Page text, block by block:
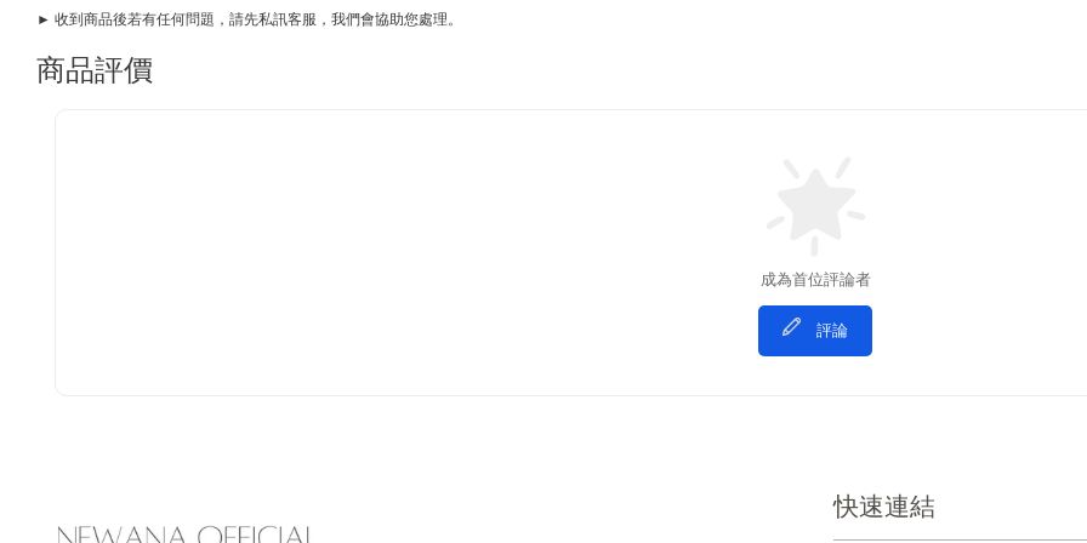
► 收到商品後若有任何問題，請先私訊客服，我們會協助您處理。
商品評價
成為首位評論者
評論
快速連結